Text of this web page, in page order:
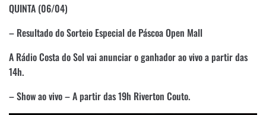
QUINTA (06/04)
– Resultado do Sorteio Especial de Páscoa Open Mall
A Rádio Costa do Sol vai anunciar o ganhador ao vivo a partir das
14h.
– Show ao vivo – A partir das 19h Riverton Couto.